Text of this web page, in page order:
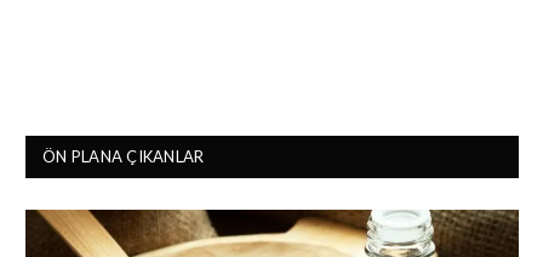
ÖN PLANA ÇIKANLAR